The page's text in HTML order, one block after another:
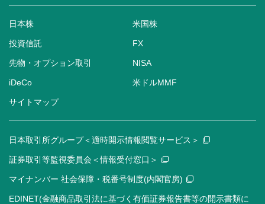
日本株 米国株
投資信託 FX
先物・オプション取引 NISA
iDeCo 米ドルMMF
サイトマップ
日本取引所グループ＜適時開示情報閲覧サービス＞
証券取引等監視委員会＜情報受付窓口＞
マイナンバー 社会保障・税番号制度(内閣官房)
EDINET(金融商品取引法に基づく有価証券報告書等の開示書類に